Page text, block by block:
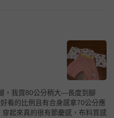
，我買80公分稍大—長度到腳
看的比例且有合身感拿70公分應
起來真的很有節慶感，布料質感